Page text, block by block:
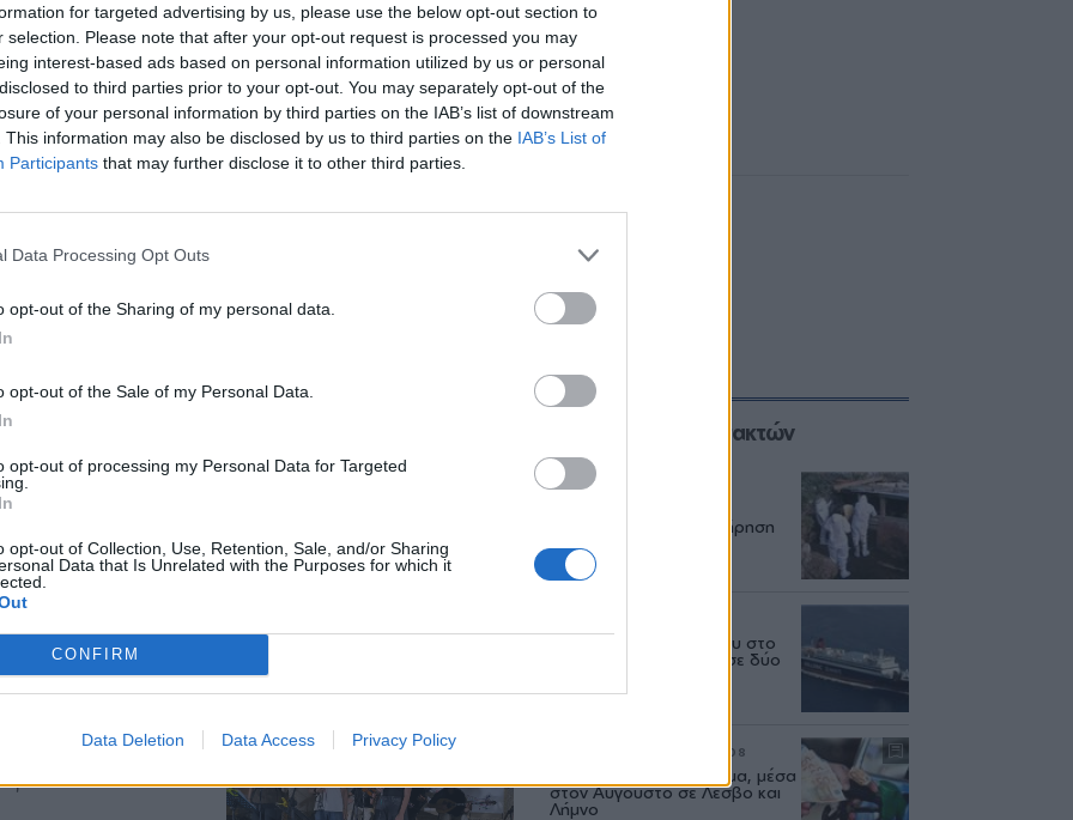
for targeted advertising by us, please use the below opt-out section to
selection. Please note that after your opt-out request is processed you may
interest-based ads based on personal information utilized by us or personal
to third parties prior to your opt-out. You may separately opt-out of the
of your personal information by third parties on the IAB’s list of downstream
This information may also be disclosed by us to third parties on the IAB’s List of
Participants that may further disclose it to other third parties.
Data Processing Opt Outs
opt-out of the Sharing of my personal data.
opt-out of the Sale of my Personal Data.
opt-out of processing my Personal Data for Targeted
opt-out of Collection, Use, Retention, Sale, and/or Sharing
Data that Is Unrelated with the Purposes for which it
CONFIRM
Data Deletion Data Access Privacy Policy
μνήμη της
έργο του Σίμου
έως την Αλεξάνδρεια
κοινό
θα μιλήσουν η
ο Δημήτρης
τα παιδιά από τα
-Γράφει η
παραλία της
και διασκέδαση από
Δρώτα»
Επιλογές των Συντακτών
ΑΓΡΟΤΕΣ
εξαπλώνεται και η επιτήρηση
Δεύτερη εμπλοκή κάβου στο
«Νήσος Ρόδος» μέσα σε δύο
07/08
Φωτιά πήραν τα καυσιμα, μέσα
στον Αύγουστο σε Λέσβο και
Λήμνο